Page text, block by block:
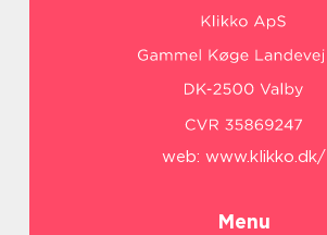
web: www.klikko.dk/
Menu